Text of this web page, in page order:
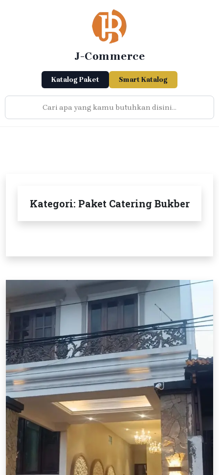
J-Commerce
Katalog Paket Smart Katalog
Kategori: Paket Catering Bukber